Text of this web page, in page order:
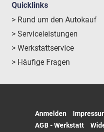
Quicklinks
> Rund um den Autokauf
> Serviceleistungen
> Werkstattservice
> Häufige Fragen
Anmelden
AGB - Werkstatt